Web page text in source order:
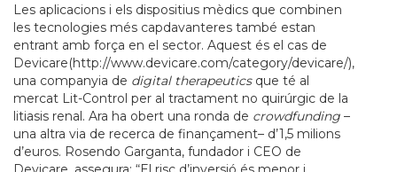
Les aplicacions i els dispositius mèdics que combinen
les tecnologies més capdavanteres també estan
entrant amb força en el sector. Aquest és el cas de
Devicare(http://www.devicare.com/category/devicare/),
una companyia de digital therapeuticsque té al
mercat Lit-Control per al tractament no quirúrgic de la
litiasis renal. Ara ha obert una ronda de crowdfunding –
una altra via de recerca de finançament– d’1,5 milions
d’euros. Rosendo Garganta, fundador i CEO de